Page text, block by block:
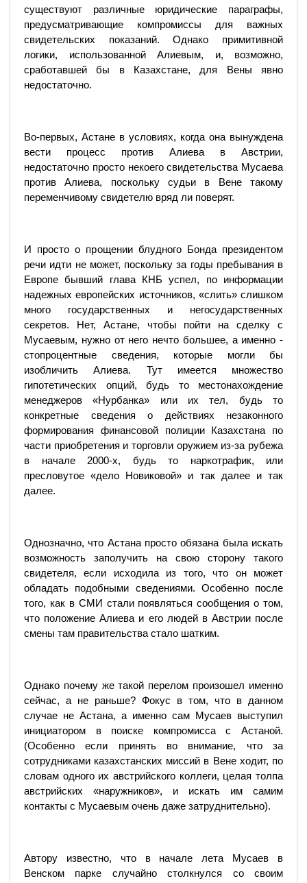
существуют различные юридические параграфы,
предусматривающие компромиссы для важных
свидетельских показаний. Однако примитивной
логики, использованной Алиевым, и, возможно,
сработавшей бы в Казахстане, для Вены явно
недостаточно.
Во-первых, Астане в условиях, когда она вынуждена
вести процесс против Алиева в Австрии,
недостаточно просто некоего свидетельства Мусаева
против Алиева, поскольку судьи в Вене такому
переменчивому свидетелю вряд ли поверят.
И просто о прощении блудного Бонда президентом
речи идти не может, поскольку за годы пребывания в
Европе бывший глава КНБ успел, по информации
надежных европейских источников, «слить» слишком
много государственных и негосударственных
секретов. Нет, Астане, чтобы пойти на сделку с
Мусаевым, нужно от него нечто большее, а именно -
стопроцентные сведения, которые могли бы
изобличить Алиева. Тут имеется множество
гипотетических опций, будь то местонахождение
менеджеров «Нурбанка» или их тел, будь то
конкретные сведения о действиях незаконного
формирования финансовой полиции Казахстана по
части приобретения и торговли оружием из-за рубежа
в начале 2000-х, будь то наркотрафик, или
пресловутое «дело Новиковой» и так далее и так
далее.
Однозначно, что Астана просто обязана была искать
возможность заполучить на свою сторону такого
свидетеля, если исходила из того, что он может
обладать подобными сведениями. Особенно после
того, как в СМИ стали появляться сообщения о том,
что положение Алиева и его людей в Австрии после
смены там правительства стало шатким.
Однако почему же такой перелом произошел именно
сейчас, а не раньше? Фокус в том, что в данном
случае не Астана, а именно сам Мусаев выступил
инициатором в поиске компромисса с Астаной.
(Особенно если принять во внимание, что за
сотрудниками казах­станских миссий в Вене ходит, по
словам одного их австрийского коллеги, целая толпа
австрийских «наружников», и искать им самим
контакты с Мусаевым очень даже затруднительно).
Автору известно, что в начале лета Мусаев в
Венском парке случайно столкнулся со своим